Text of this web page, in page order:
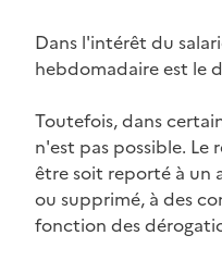
Dans l'intérêt du
hebdomadaire est le
Toutefois, dans
n'est pas possible.
être soit reporté à un
ou supprimé, à des
fonction des